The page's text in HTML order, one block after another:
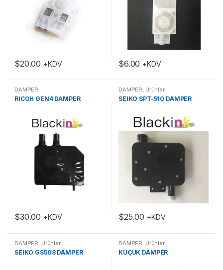
$20.00 +KDV $6.00 +KDV
DAMPER
RICOH GEN4 DAMPER
$30.00 +KDV
Bu ürünün birden fazla varyasyonu var. Seçenekler ürün
DAMPER, Ürünler
SEIKO SPT-510 DAMPER
$25.00 +KDV
DAMPER, Ürünler
SEIKO GS508 DAMPER
DAMPER, Ürünler
KÜÇÜK DAMPER